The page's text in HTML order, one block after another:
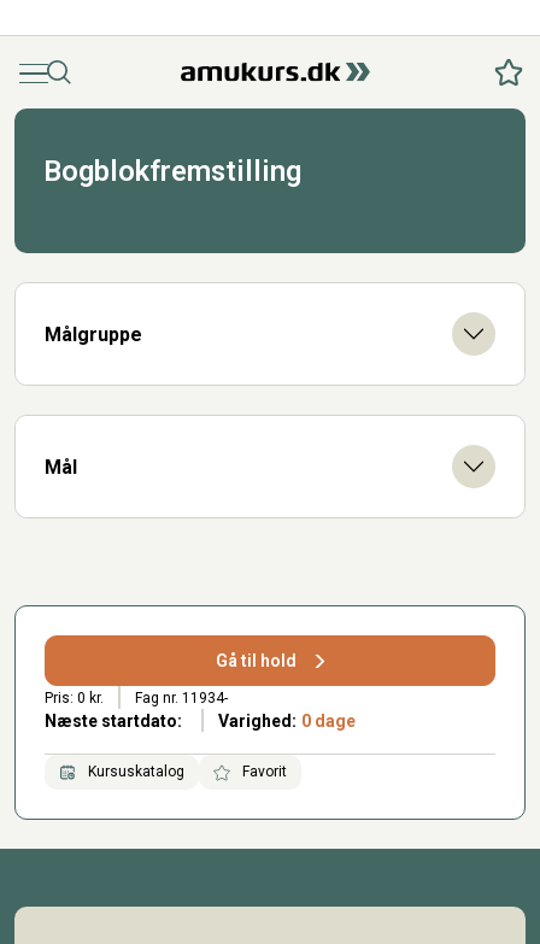
MenuSøg
Bogblokfremstilling
Målgruppe
Mål
Gå til hold
Pris: 0 kr. Fag nr. 11934-
Næste startdato: Varighed: 0 dage
Kursuskatalog Favorit